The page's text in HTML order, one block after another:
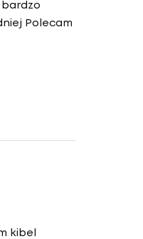
bardzo
Polecam
kibel